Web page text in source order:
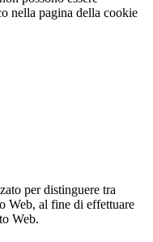
nella pagina della cookie
per distinguere tra
Web, al fine di effettuare
Web.